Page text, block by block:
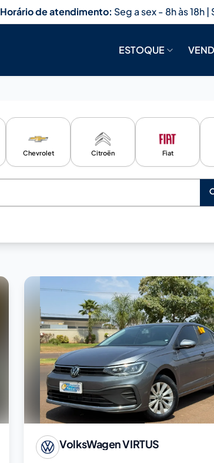
Horário de atendimento: Seg a sex - 8h às 18h |
ESTOQUE
Chevrolet Citroën Fiat
VolksWagenVIRTUS